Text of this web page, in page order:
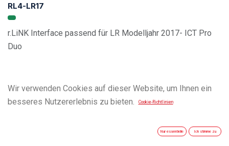
RL4-LR17
r.LiNK Interface passend für LR Modelljahr 2017- ICT Pro
Duo
Wir verwenden Cookies auf dieser Website, um Ihnen ein
besseres Nutzererlebnis zu bieten.
Cookie-Richtlinien
Nur essentielle Ich stimme zu